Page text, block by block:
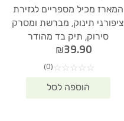
המארז מכיל מספריים לגזירת
ציפורני תינוק, מברשת ומסרק
סירוק, תיק בד מהודר
₪39.90
☆
☆
☆
☆
☆
(0)